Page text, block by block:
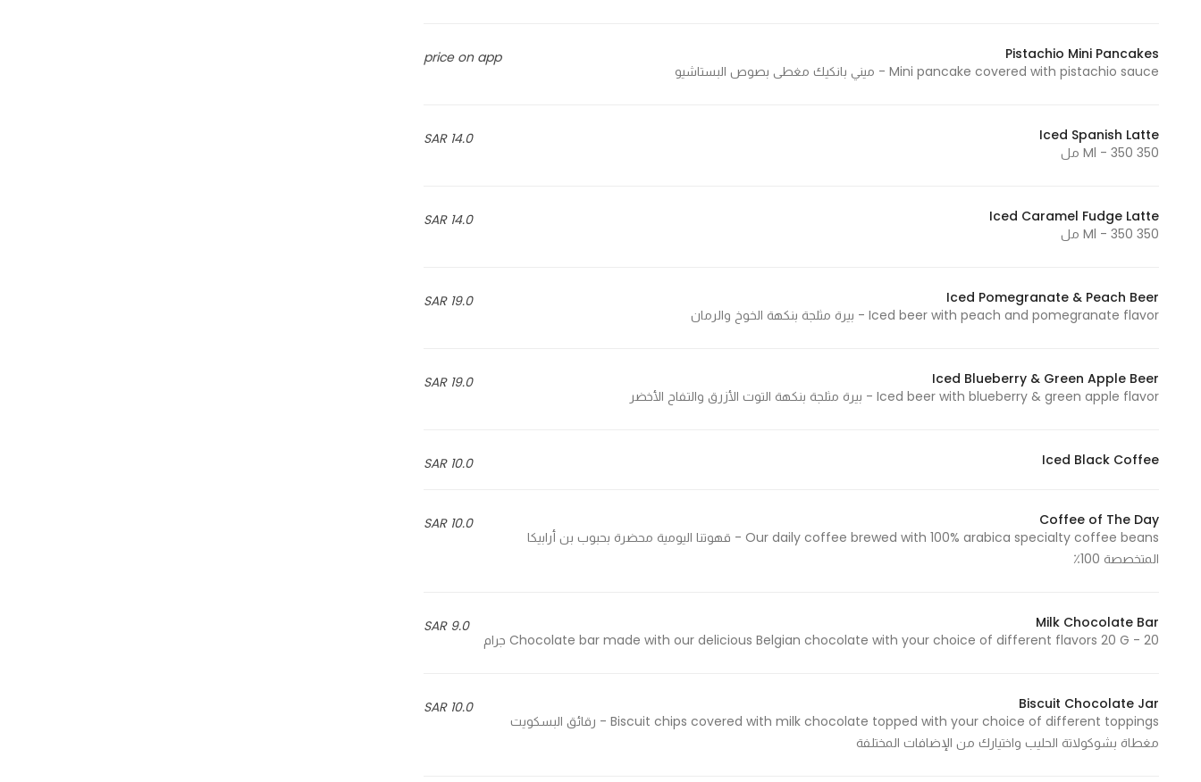
price on app
Pistachio Mini Pancakes
Mini pancake covered with pistachio sauce - ميني بانكيك مغطى بصوص البستاشيو
14.0 SAR
Iced Spanish Latte
350 Ml - 350 مل
14.0 SAR
Iced Caramel Fudge Latte
350 Ml - 350 مل
19.0 SAR
Iced Pomegranate & Peach Beer
Iced beer with peach and pomegranate flavor - بيرة مثلجة بنكهة الخوخ والرمان
19.0 SAR
Iced Blueberry & Green Apple Beer
Iced beer with blueberry & green apple flavor - بيرة مثلجة بنكهة التوت الأزرق والتفاح الأخضر
10.0 SAR Iced Black Coffee
10.0 SAR
Coffee of The Day
Our daily coffee brewed with 100% arabica specialty coffee beans - قهوتنا اليومية محضرة بحبوب بن أرابيكا
المتخصصة 100٪
9.0 SAR
Milk Chocolate Bar
Chocolate bar made with our delicious Belgian chocolate with your choice of different flavors 20 G - 20 جرام
10.0 SAR
Biscuit Chocolate Jar
Biscuit chips covered with milk chocolate topped with your choice of different toppings - رقائق البسكويت
مغطاة بشوكولاتة الحليب واختيارك من الإضافات المختلفة
website.
By sharing
your
you visit our
chance of
seeing
offers.